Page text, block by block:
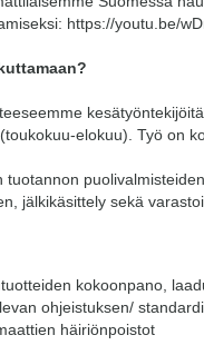
https://youtu.be/
elokuu). Työ on
jälkikäsittely sekä
kokoonpano,
ohjeistuksen/
häiriönpoistot